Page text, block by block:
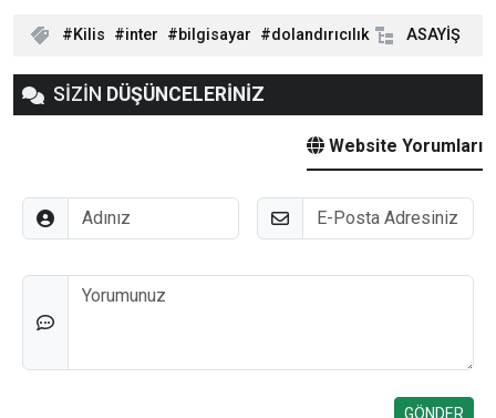
Kilis inter bilgisayar dolandırıcılık ASAYİŞ
SİZİN DÜŞÜNCELERİNİZ
Website Yorumları
Adınız E-Posta
Düşünceleriniz